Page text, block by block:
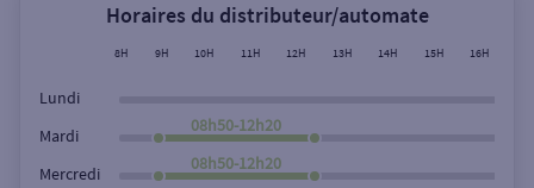
Horaires du distributeur/automate
8H 9H 10H 11H 12H 13H 14H 15H 16H
Lundi
Mardi
08h50-12h20
Mercredi
08h50-12h20